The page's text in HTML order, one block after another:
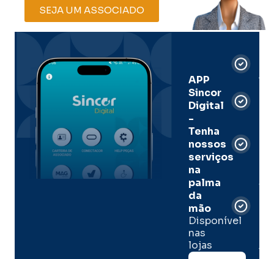
SEJA UM ASSOCIADO
APP
Sincor
Digital
-
Tenha
nossos
serviços
na
palma
da
mão
Disponível
nas
lojas
Sua